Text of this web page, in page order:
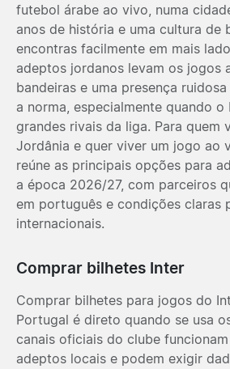
futebol árabe ao vivo, numa
anos de história e uma cultura de
encontras facilmente em mais
adeptos jordanos levam os jogos
bandeiras e uma presença
a norma, especialmente quando o
grandes rivais da liga. Para quem
Jordânia e quer viver um jogo ao
reúne as principais opções para
a época 2026/27, com parceiros
em português e condições claras
internacionais.
Comprar bilhetes Inter
Comprar bilhetes para jogos do
Portugal é direto quando se usa
canais oficiais do clube
adeptos locais e podem exigir